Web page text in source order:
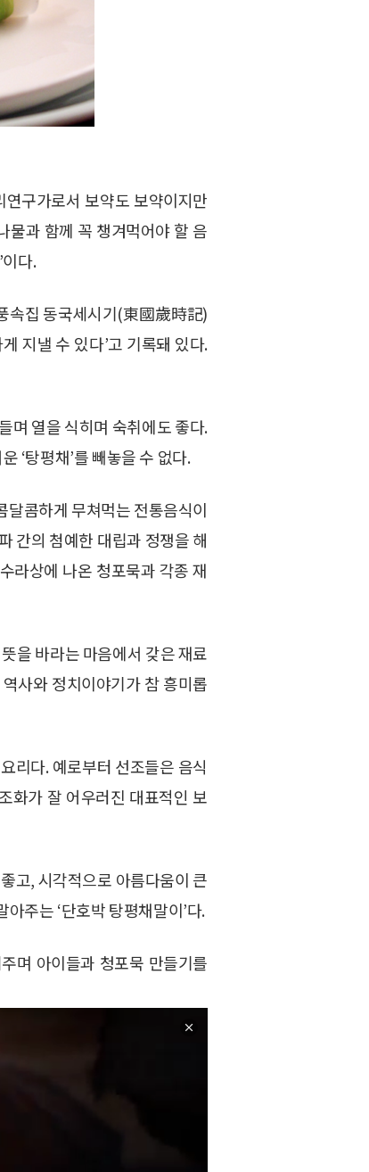
구가로서 보약도 보약이지만
물과 함께 꼭 챙겨먹어야 할 음
다.
속집 동국세시기(東國歲時記)
지낼 수 있다’고 기록돼 있다.
며 열을 식히며 숙취에도 좋다.
‘탕평채’를 빼놓을 수 없다.
달콤하게 무쳐먹는 전통음식이
간의 첨예한 대립과 정쟁을 해
라상에 나온 청포묵과 각종 재
을 바라는 마음에서 갖은 재료
사와 정치이야기가 참 흥미롭
리다. 예로부터 선조들은 음식
화가 잘 어우러진 대표적인 보
고, 시각적으로 아름다움이 큰
주는 ‘단호박 탕평채말이’다.
며 아이들과 청포묵 만들기를